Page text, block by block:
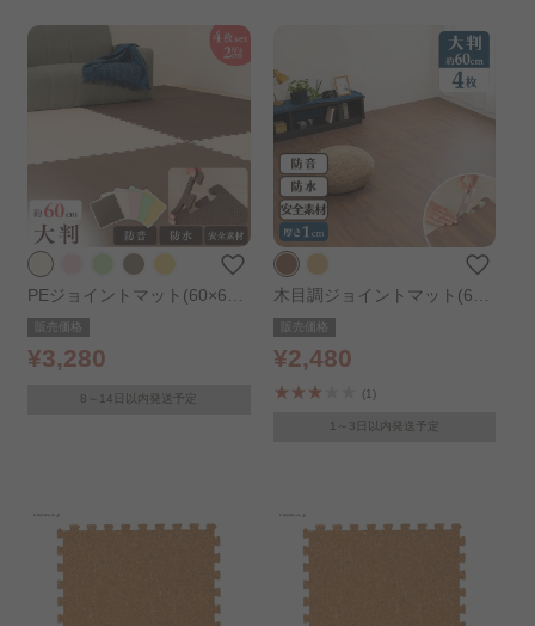
PEジョイントマット(60×60×
2) 4枚セット PEJTM-602 ベ
ージュ
販売価格
¥3,280
8～14日以内発送予定
木目調ジョイントマット(60×
60×1) 4枚セット MKJTM-60
1 ブラウン
販売価格
¥2,480
(1)
1～3日以内発送予定